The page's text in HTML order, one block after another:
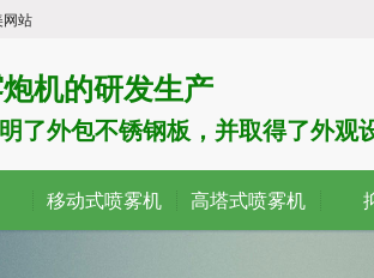
网站
机的研发生产
了外包不锈钢板，并取得了外观
移动式喷雾机 高塔式喷雾机